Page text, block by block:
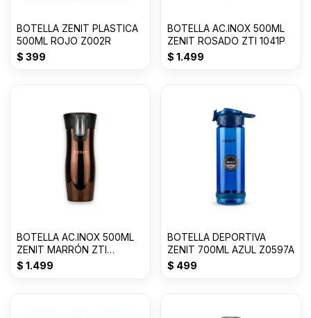
BOTELLA ZENIT PLASTICA
500ML ROJO Z002R
$ 399
BOTELLA AC.INOX 500ML
ZENIT ROSADO ZTI 1041P
$ 1.499
BOTELLA AC.INOX 500ML
ZENIT MARRÓN ZTI
1041DM
$ 1.499
BOTELLA DEPORTIVA
ZENIT 700ML AZUL Z0597A
$ 499